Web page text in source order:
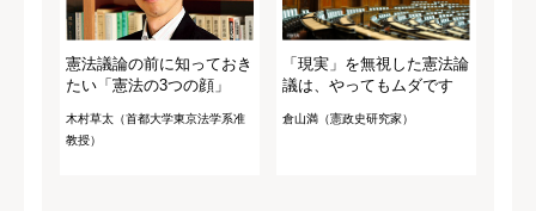
憲法議論の前に知っておき
たい「憲法の3つの顔」
木村草太（首都大学東京法学系准
教授）
「現実」を無視した憲法論
議は、やってもムダです
倉山満（憲政史研究家）